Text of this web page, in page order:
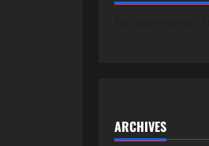
ARCHIVES